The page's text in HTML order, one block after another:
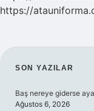
https://
SON YAZILAR
Baş nereye giderse
Ağustos 6, 2026